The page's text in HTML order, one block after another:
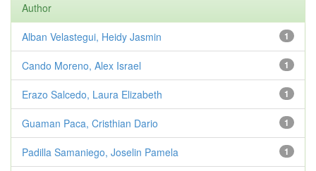
Author
1
Alban Velastegui, Heidy Jasmin
1
Cando Moreno, Alex Israel
1
Erazo Salcedo, Laura Elizabeth
1
Guaman Paca, Cristhian Dario
1
Padilla Samaniego, Joselin Pamela